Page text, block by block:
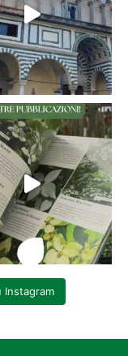
Instagram